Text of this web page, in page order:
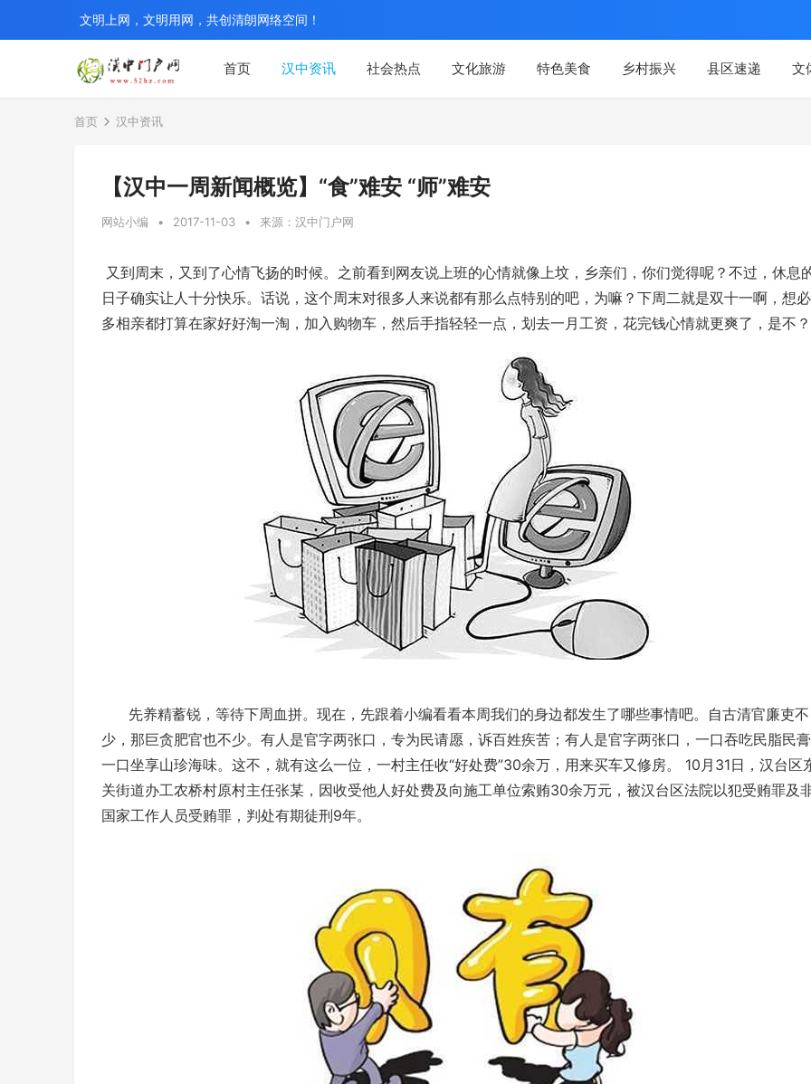
首页 汉中资讯 社会热点 文化旅游 特色美食 乡村振兴 县区速递 文
文明上网，文明用网，共创清朗网络空间！
首页 汉中资讯
【汉中一周新闻概览】“食”难安 “师”难安
网站小编 • 2017-11-03 • 来源：汉中门户网
又到周末，又到了心情飞扬的时候。之前看到网友说上班的心情就像上坟，乡亲们，你们觉得呢？不过，休息
日子确实让人十分快乐。话说，这个周末对很多人来说都有那么点特别的吧，为嘛？下周二就是双十一啊，想
多相亲都打算在家好好淘一淘，加入购物车，然后手指轻轻一点，划去一月工资，花完钱心情就更爽了，是不？
先养精蓄锐，等待下周血拼。现在，先跟着小编看看本周我们的身边都发生了哪些事情吧。自古清官廉吏不
少，那巨贪肥官也不少。有人是官字两张口，专为民请愿，诉百姓疾苦；有人是官字两张口，一口吞吃民脂民
一口坐享山珍海味。这不，就有这么一位，一村主任收“好处费”30余万，用来买车又修房。 10月31日，汉台区
关街道办工农桥村原村主任张某，因收受他人好处费及向施工单位索贿30余万元，被汉台区法院以犯受贿罪及
国家工作人员受贿罪，判处有期徒刑9年。